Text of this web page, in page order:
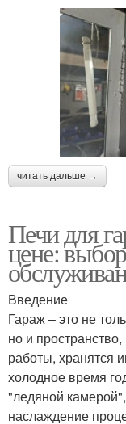
читать дальше →
Печи для
цене:
Введение
Гараж – это не
но и
работы, хранятся
холодное время
"ледяной камерой",
наслаждение